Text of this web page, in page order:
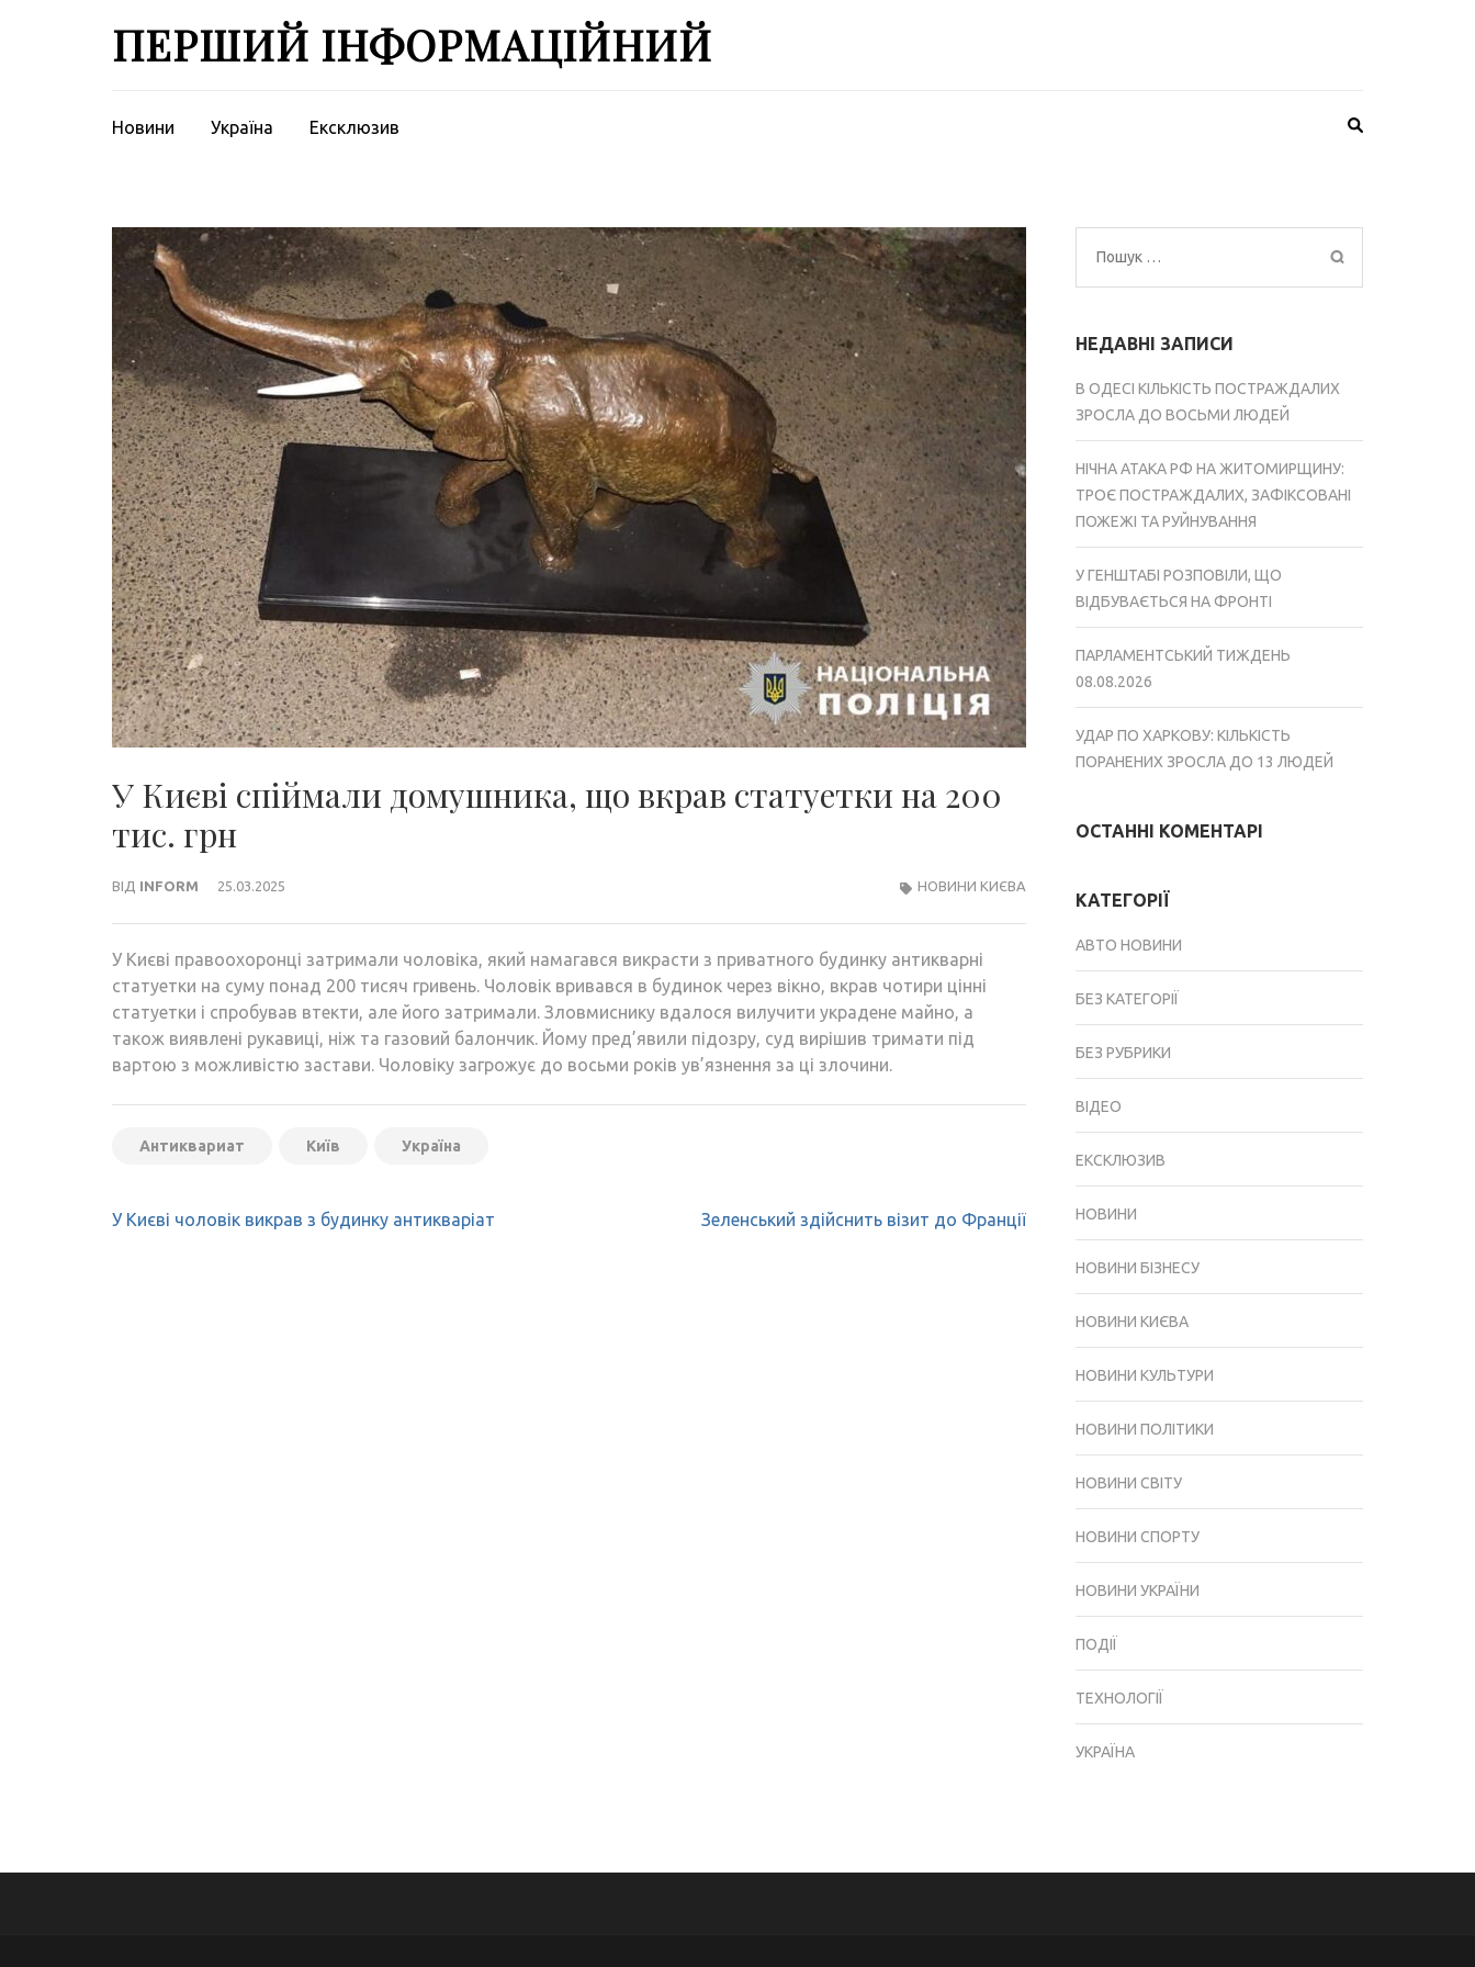
ПЕРШИЙ ІНФОРМАЦІЙНИЙ
Новини Україна Ексклюзив
У Києві спіймали домушника, що вкрав статуетки на 200
тис. грн
ВІД INFORM 25.03.2025 НОВИНИ КИЄВА
У Києві правоохоронці затримали чоловіка, який намагався викрасти з приватного будинку антикварні
статуетки на суму понад 200 тисяч гривень. Чоловік вривався в будинок через вікно, вкрав чотири цінні
статуетки і спробував втекти, але його затримали. Зловмиснику вдалося вилучити украдене майно, а
також виявлені рукавиці, ніж та газовий балончик. Йому пред’явили підозру, суд вирішив тримати під
вартою з можливістю застави. Чоловіку загрожує до восьми років ув’язнення за ці злочини.
Антиквариат Київ Україна
Навігація
У Києві чоловік викрав з будинку антикваріат Зеленський здійснить візит до Франції
Пошук:
НЕДАВНІ ЗАПИСИ
В ОДЕСІ КІЛЬКІСТЬ ПОСТРАЖДАЛИХ
ЗРОСЛА ДО ВОСЬМИ ЛЮДЕЙ
НІЧНА АТАКА РФ НА ЖИТОМИРЩИНУ:
ТРОЄ ПОСТРАЖДАЛИХ, ЗАФІКСОВАНІ
ПОЖЕЖІ ТА РУЙНУВАННЯ
У ГЕНШТАБІ РОЗПОВІЛИ, ЩО
ВІДБУВАЄТЬСЯ НА ФРОНТІ
ПАРЛАМЕНТСЬКИЙ ТИЖДЕНЬ
08.08.2026
УДАР ПО ХАРКОВУ: КІЛЬКІСТЬ
ПОРАНЕНИХ ЗРОСЛА ДО 13 ЛЮДЕЙ
ОСТАННІ КОМЕНТАРІ
КАТЕГОРІЇ
АВТО НОВИНИ
БЕЗ КАТЕГОРІЇ
БЕЗ РУБРИКИ
ВІДЕО
ЕКСКЛЮЗИВ
НОВИНИ
НОВИНИ БІЗНЕСУ
НОВИНИ КИЄВА
НОВИНИ КУЛЬТУРИ
НОВИНИ ПОЛІТИКИ
НОВИНИ СВІТУ
НОВИНИ СПОРТУ
НОВИНИ УКРАЇНИ
ПОДІЇ
ТЕХНОЛОГІЇ
УКРАЇНА